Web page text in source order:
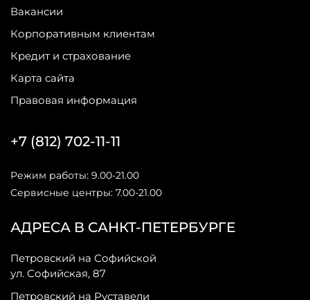
Вакансии
Корпоративным клиентам
Кредит и страхование
Карта сайта
Правовая информация
АДРЕСА В САНКТ-ПЕТЕРБУРГЕ
Петровский на Софийской
ул. Софийская, 87
Петровский на Руставели
+7 (812) 702-11-11
Режим работы: 9.00-21.00
Сервисные центры: 7.00-21.00